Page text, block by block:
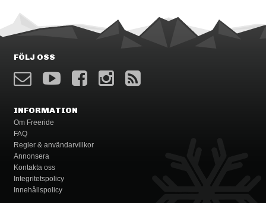
FÖLJ OSS
INFORMATION
Om Freeride
FAQ
Regler & användarvillkor
Annonsera
Kontakta oss
Integritetspolicy
Innehållspolicy